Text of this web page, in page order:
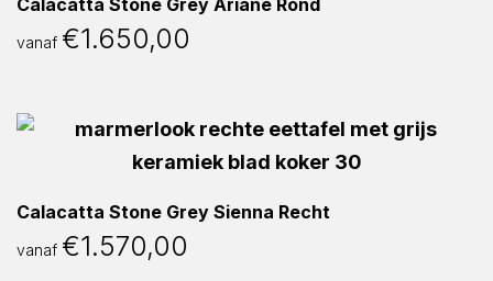
Calacatta Stone Grey Ariane Rond
vanaf €1.650,00
Calacatta Stone Grey Sienna Recht
vanaf €1.570,00